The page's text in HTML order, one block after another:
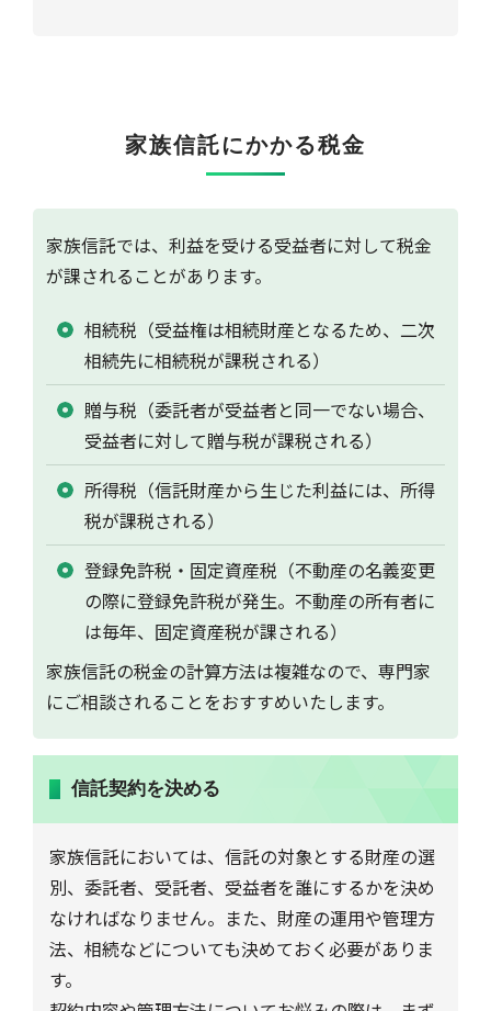
家族信託にかかる税金
家族信託では、利益を受ける受益者に対して税金
が課されることがあります。
相続税（受益権は相続財産となるため、二次
相続先に相続税が課税される）
贈与税（委託者が受益者と同一でない場合、
受益者に対して贈与税が課税される）
所得税（信託財産から生じた利益には、所得
税が課税される）
登録免許税・固定資産税（不動産の名義変更
の際に登録免許税が発生。不動産の所有者に
は毎年、固定資産税が課される）
家族信託の税金の計算方法は複雑なので、専門家
にご相談されることをおすすめいたします。
信託契約を決める
家族信託においては、信託の対象とする財産の選
別、委託者、受託者、受益者を誰にするかを決め
なければなりません。また、財産の運用や管理方
法、相続などについても決めておく必要がありま
す。